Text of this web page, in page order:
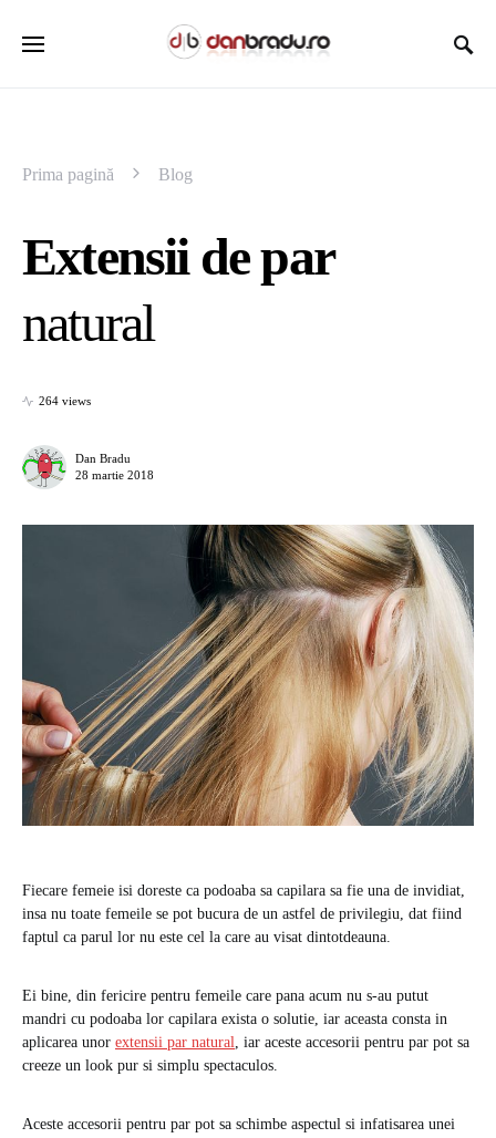
Prima pagină Blog
Extensii de par
natural
264 views
Dan Bradu
28 martie 2018
Fiecare femeie isi doreste ca podoaba sa capilara sa fie una de invidiat,
insa nu toate femeile se pot bucura de un astfel de privilegiu, dat fiind
faptul ca parul lor nu este cel la care au visat dintotdeauna.
Ei bine, din fericire pentru femeile care pana acum nu s-au putut
mandri cu podoaba lor capilara exista o solutie, iar aceasta consta in
aplicarea unor extensii par natural, iar aceste accesorii pentru par pot sa
creeze un look pur si simplu spectaculos.
Aceste accesorii pentru par pot sa schimbe aspectul si infatisarea unei